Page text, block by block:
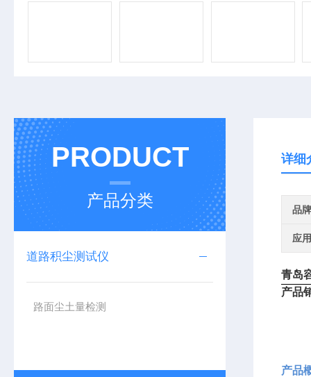
PRODUCT
产品分类
道路积尘测试仪
路面尘土量检测
详细
品牌
应
青岛
产品
产品